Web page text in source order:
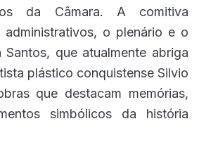
da Câmara. A comitiva
administrativos, o plenário e o
Santos, que atualmente abriga
plástico conquistense Silvio
que destacam memórias,
simbólicos da história